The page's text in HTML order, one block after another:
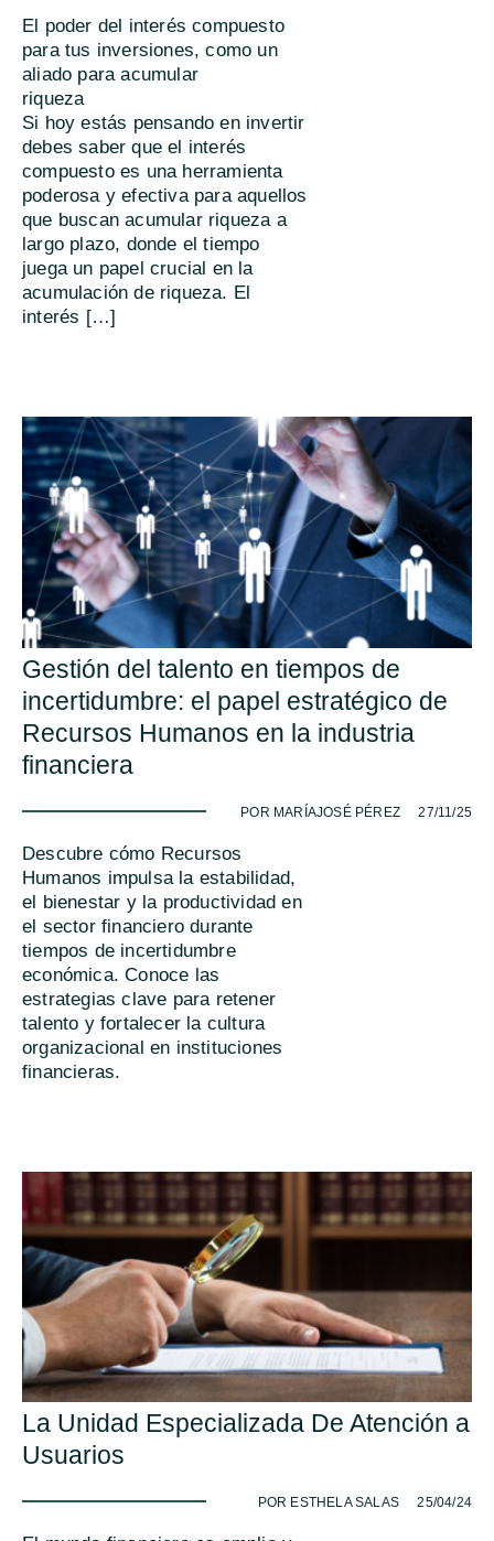
El poder del interés compuesto
para tus inversiones, como un
aliado para acumular
riqueza
Si hoy estás pensando en invertir
debes saber que el interés
compuesto es una herramienta
poderosa y efectiva para aquellos
que buscan acumular riqueza a
largo plazo, donde el tiempo
juega un papel crucial en la
acumulación de riqueza. El
interés […]
Gestión del talento en tiempos de
incertidumbre: el papel estratégico de
Recursos Humanos en la industria
financiera
- POR MARÍAJOSÉ PÉREZ 27/11/25
Descubre cómo Recursos
Humanos impulsa la estabilidad,
el bienestar y la productividad en
el sector financiero durante
tiempos de incertidumbre
económica. Conoce las
estrategias clave para retener
talento y fortalecer la cultura
organizacional en instituciones
financieras.
La Unidad Especializada De Atención a
Usuarios
- POR ESTHELA SALAS 25/04/24